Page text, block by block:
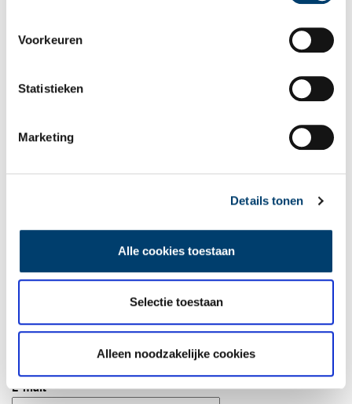
Voorkeuren
Statistieken
Marketing
Details tonen
Alle cookies toestaan
Selectie toestaan
Alleen noodzakelijke cookies
Vul deze informatie aan of geef een reactie.
Vereiste velden zijn gemarkeerd met *. Het e-mailadres wordt niet
Naam*
E-mail*